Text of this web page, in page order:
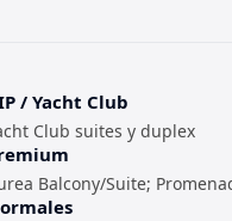
/ Yacht Club
Club suites y duplex
Balcony/Suite;